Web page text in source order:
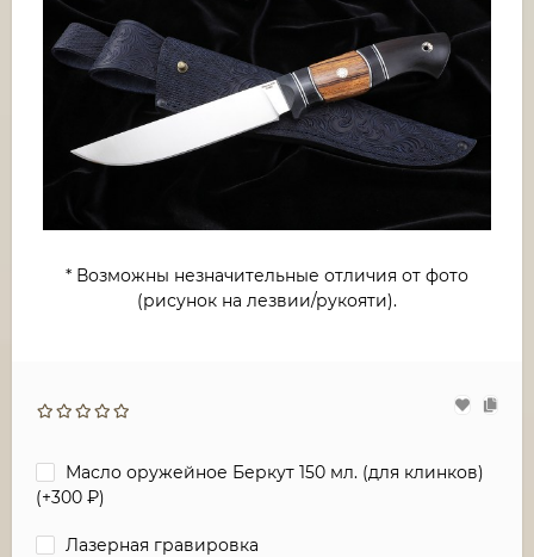
* Возможны незначительные отличия от фото
(рисунок на лезвии/рукояти).
Масло оружейное Беркут 150 мл. (для клинков)
(+300 ₽)
Лазерная гравировка